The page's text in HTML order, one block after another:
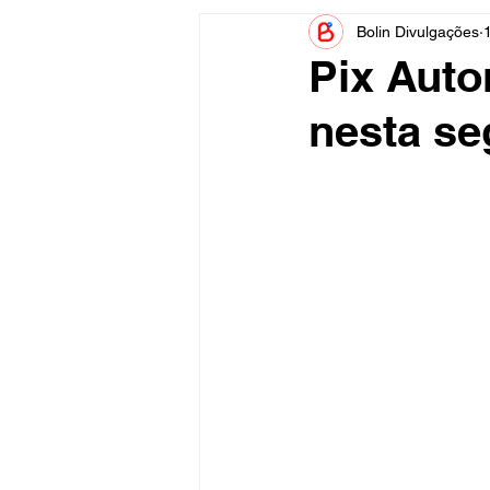
Informe Publicitário
Acidente Tecnologia
Pix
nesta
Bolin Divulgações